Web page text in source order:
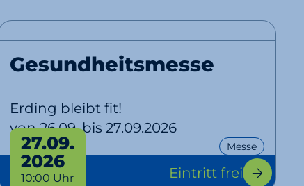
Gesundheitsmesse
Erding bleibt fit!
von 26.09. bis 27.09.2026
Messe
27.09.
2026
10:00 Uhr Eintritt frei